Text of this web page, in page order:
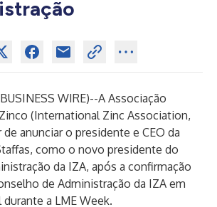
BUSINESS WIRE)--A Associação
(International Zinc Association,
anunciar o presidente e CEO da
como o novo presidente do
da IZA, após a confirmação
de Administração da IZA em
a LME Week.